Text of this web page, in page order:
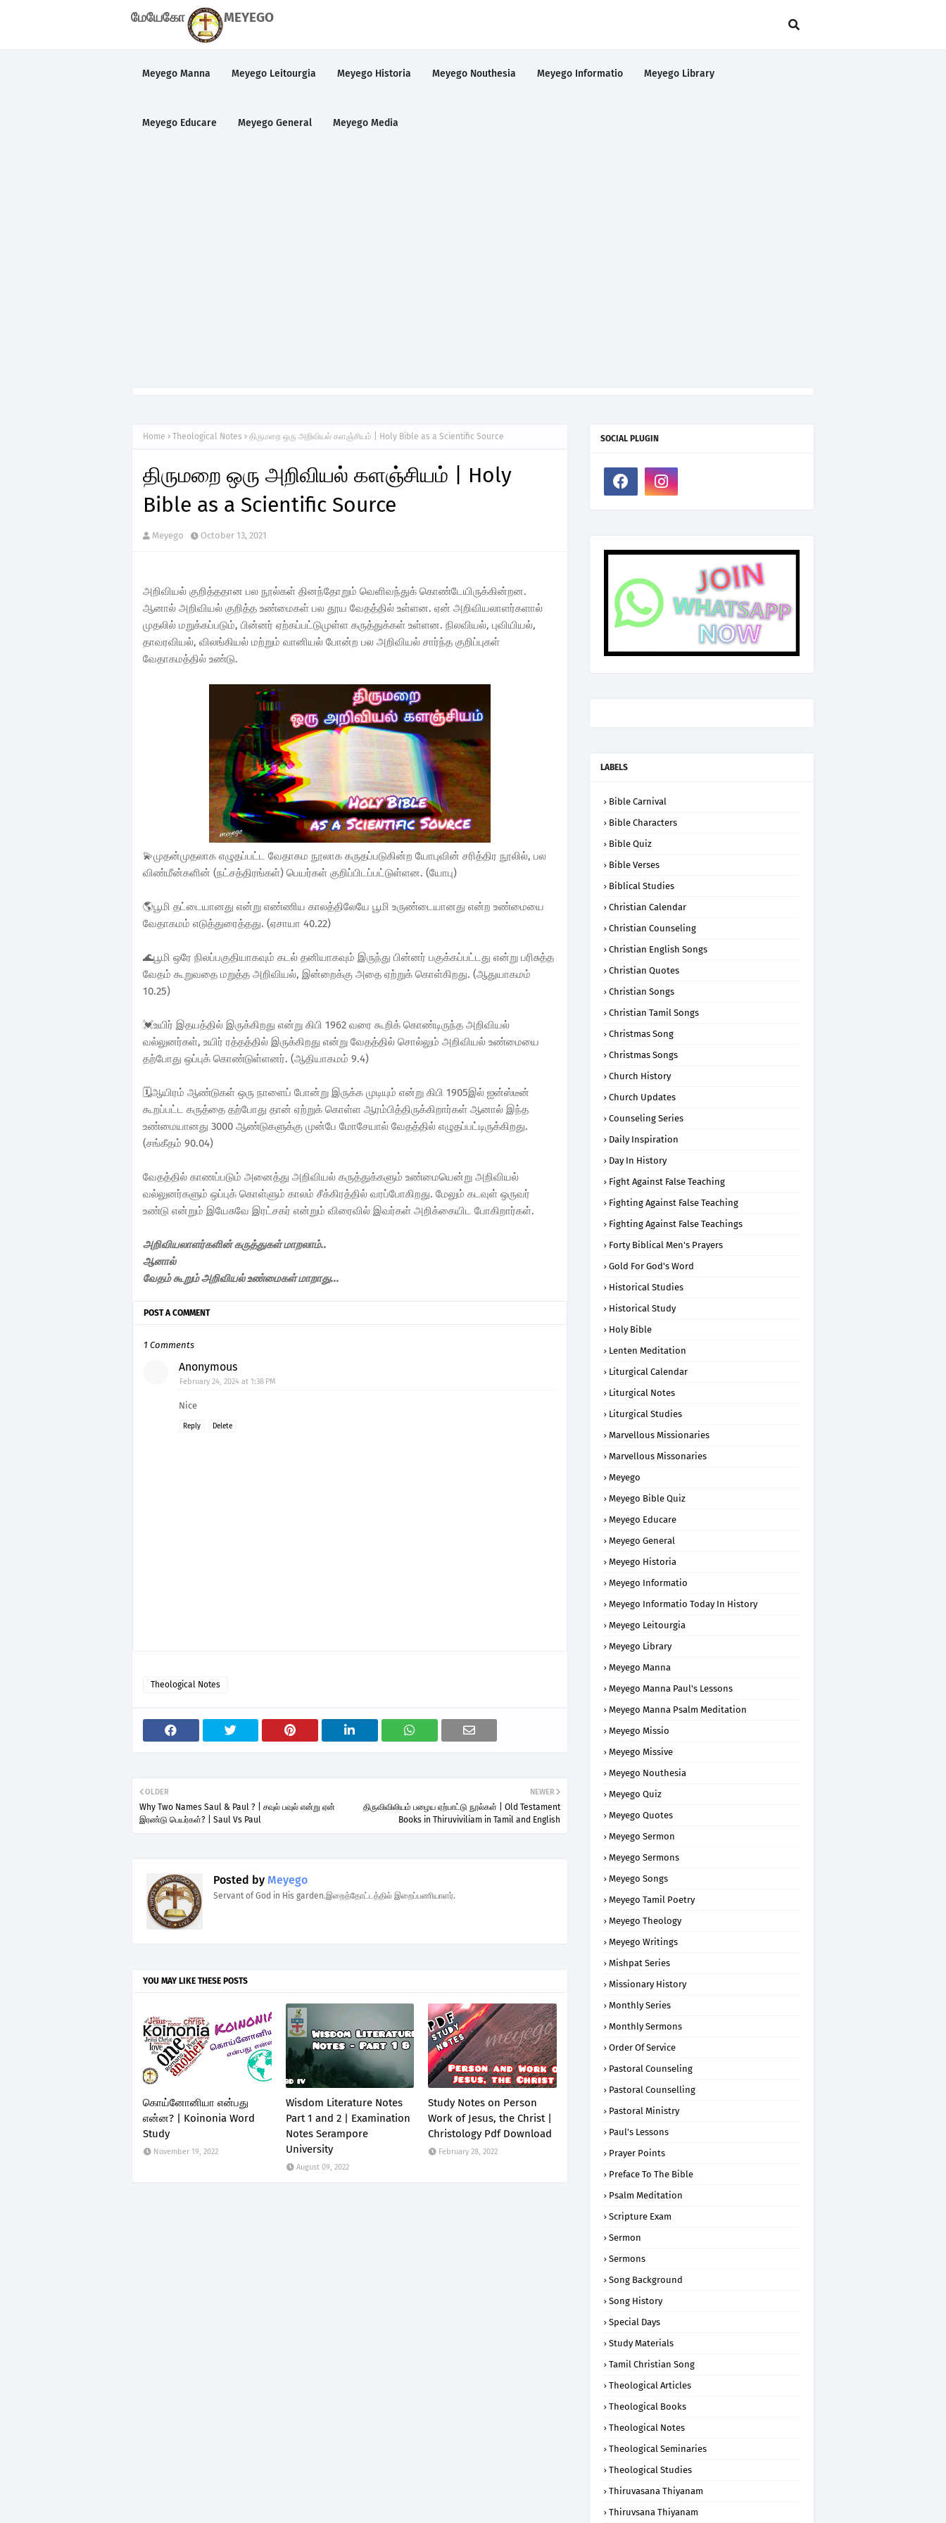
மேயேகோ MEYEGO
Meyego Manna Meyego Leitourgia Meyego Historia Meyego Nouthesia Meyego Informatio Meyego Library
Meyego Educare Meyego General Meyego Media
Home Theological Notes திருமறை ஒரு அறிவியல் களஞ்சியம் | Holy Bible as a Scientific Source
திருமறை ஒரு அறிவியல் களஞ்சியம் | Holy
Bible as a Scientific Source
Meyego October 13, 2021
அறிவியல் குறித்ததான பல நூல்கள் தினந்தோறும் வெளிவந்துக் கொண்டேயிருக்கின்றன.
ஆனால் அறிவியல் குறித்த உண்மைகள் பல தூய வேதத்தில் உள்ளன. ஏன் அறிவியலாளர்களால்
முதலில் மறுக்கப்படும், பின்னர் ஏற்கப்பட்டுமுள்ள கருத்துக்கள் உள்ளன. நிலவியல், புவியியல்,
தாவரவியல், விலங்கியல் மற்றும் வானியல் போன்ற பல அறிவியல் சார்ந்த குறிப்புகள்
வேதாகமத்தில் உண்டு.
💫முதன்முதலாக எழுதப்பட்ட வேதாகம நூலாக கருதப்படுகின்ற யோபுவின் சரித்திர நூலில், பல
விண்மீன்களின் (நட்சத்திரங்கள்) பெயர்கள் குறிப்பிடப்பட்டுள்ளன. (யோபு)
🌎பூமி தட்டையானது என்று எண்ணிய காலத்திலேயே பூமி உருண்டையானது என்ற உண்மையை
வேதாகமம் எடுத்துரைத்தது. (ஏசாயா 40.22)
🌊பூமி ஒரே நிலப்பகுதியாகவும் கடல் தனியாகவும் இருந்து பின்னர் பகுக்கப்பட்டது என்று பரிசுத்த
வேதம் கூறுவதை மறுத்த அறிவியல், இன்றைக்கு அதை ஏற்றுக் கொள்கிறது. (ஆதுயாகமம்
10.25)
💓உயிர் இதயத்தில் இருக்கிறது என்று கிபி 1962 வரை கூறிக் கொண்டிருந்த அறிவியல்
வல்லுனர்கள், உயிர் ரத்தத்தில் இருக்கிறது என்று வேதத்தில் சொல்லும் அறிவியல் உண்மையை
தற்போது ஒப்புக் கொண்டுள்ளனர். (ஆதியாகமம் 9.4)
🗓️ஆயிரம் ஆண்டுகள் ஒரு நாளைப் போன்று இருக்க முடியும் என்று கிபி 1905இல் ஐன்ஸ்டீன்
கூறப்பட்ட கருத்தை தற்போது தான் ஏற்றுக் கொள்ள ஆரம்பித்திருக்கிறார்கள் ஆனால் இந்த
உண்மையானது 3000 ஆண்டுகளுக்கு முன்பே மோசேயால் வேதத்தில் எழுதப்பட்டிருக்கிறது.
(சங்கீதம் 90.04)
வேதத்தில் காணப்படும் அனைத்து அறிவியல் கருத்துக்களும் உண்மையென்று அறிவியல்
வல்லுனர்களும் ஒப்புக் கொள்ளும் காலம் சீக்கிரத்தில் வரப்போகிறது. மேலும் கடவுள் ஒருவர்
உண்டு என்றும் இயேசுவே இரட்சகர் என்றும் விரைவில் இவர்கள் அறிக்கையிட போகிறார்கள்.
அறிவியலாளர்களின் கருத்துகள் மாறலாம்..
ஆனால்
வேதம் கூறும் அறிவியல் உண்மைகள் மாறாது...
POST A COMMENT
1 Comments
Anonymous
February 24, 2024 at 1:38 PM
Nice
Reply Delete
Theological Notes
NEWER
திருவிவிலியம் பழைய ஏற்பாட்டு நூல்கள் | Old Testament
Books in Thiruviviliam in Tamil and English
OLDER
Why Two Names Saul & Paul ? | சவுல் பவுல் என்று ஏன்
இரண்டு பெயர்கள்? | Saul Vs Paul
Posted by Meyego
Servant of God in His garden.இறைத்தோட்டத்தில் இறைப்பணியாளர்.
YOU MAY LIKE THESE POSTS
கொய்னோனியா என்பது
என்ன? | Koinonia Word
Study
November 19, 2022
Wisdom Literature Notes
Part 1 and 2 | Examination
Notes Serampore
University
August 09, 2022
Study Notes on Person
Work of Jesus, the Christ |
Christology Pdf Download
February 28, 2022
SOCIAL PLUGIN
LABELS
Bible Carnival
Bible Characters
Bible Quiz
Bible Verses
Biblical Studies
Christian Calendar
Christian Counseling
Christian English Songs
Christian Quotes
Christian Songs
Christian Tamil Songs
Christmas Song
Christmas Songs
Church History
Church Updates
Counseling Series
Daily Inspiration
Day In History
Fight Against False Teaching
Fighting Against False Teaching
Fighting Against False Teachings
Forty Biblical Men's Prayers
Gold For God's Word
Historical Studies
Historical Study
Holy Bible
Lenten Meditation
Liturgical Calendar
Liturgical Notes
Liturgical Studies
Marvellous Missionaries
Marvellous Missonaries
Meyego
Meyego Bible Quiz
Meyego Educare
Meyego General
Meyego Historia
Meyego Informatio
Meyego Informatio Today In History
Meyego Leitourgia
Meyego Library
Meyego Manna
Meyego Manna Paul's Lessons
Meyego Manna Psalm Meditation
Meyego Missio
Meyego Missive
Meyego Nouthesia
Meyego Quiz
Meyego Quotes
Meyego Sermon
Meyego Sermons
Meyego Songs
Meyego Tamil Poetry
Meyego Theology
Meyego Writings
Mishpat Series
Missionary History
Monthly Series
Monthly Sermons
Order Of Service
Pastoral Counseling
Pastoral Counselling
Pastoral Ministry
Paul's Lessons
Prayer Points
Preface To The Bible
Psalm Meditation
Scripture Exam
Sermon
Sermons
Song Background
Song History
Special Days
Study Materials
Tamil Christian Song
Theological Articles
Theological Books
Theological Notes
Theological Seminaries
Theological Studies
Thiruvasana Thiyanam
Thiruvsana Thiyanam